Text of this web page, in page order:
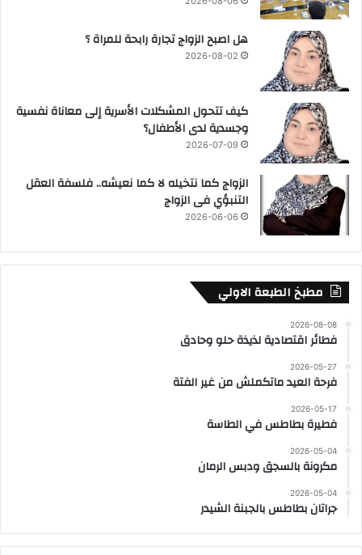
هل اصبح الزواج تجارة رابحة للمراة ؟
2026-08-02
كيف تتحول المشكلات الأسرية إلى معاناة نفسية
وجسدية لدى الأطفال؟
2026-07-09
الزواج كما نتخيله لا كما نعيشه.. فلسفة العقل
التنبؤي فى الزواج
2026-06-06
مطبخ الطبعة الاولي
2026-08-08
فطائر اقتصادية لذيذة حلو وحادق
2026-05-27
فرحة العيد ماتكملش من غير الفتة
2026-05-17
فطيرة بطاطس في الطاسة
2026-05-04
مكرونة بالسجق ودبس الرمان
2026-05-04
جراتان بطاطس بالجبنة الشيدر